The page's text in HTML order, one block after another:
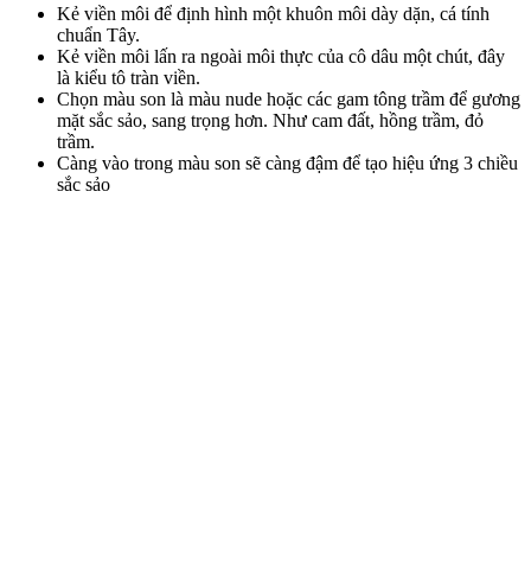
Kẻ viền môi để định hình một khuôn môi dày dặn, cá tính
chuẩn Tây.
Kẻ viền môi lấn ra ngoài môi thực của cô dâu một chút, đây
là kiểu tô tràn viền.
Chọn màu son là màu nude hoặc các gam tông trầm để gương
mặt sắc sảo, sang trọng hơn. Như cam đất, hồng trầm, đỏ
trầm.
Càng vào trong màu son sẽ càng đậm để tạo hiệu ứng 3 chiều
sắc sảo